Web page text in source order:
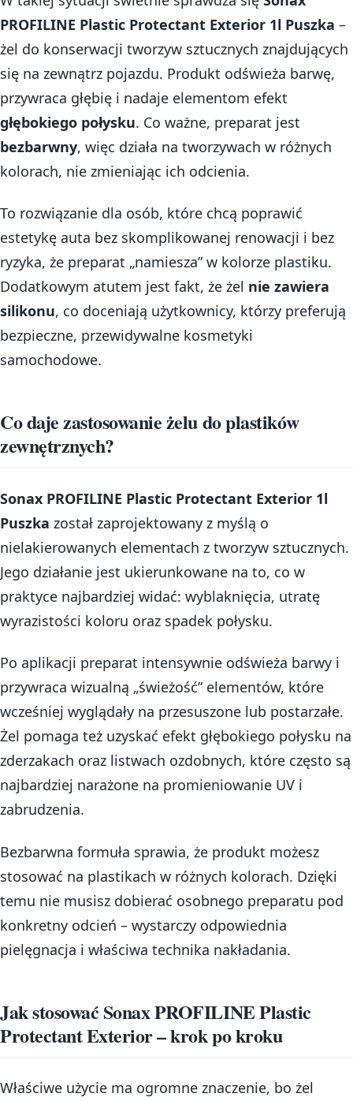
PROFILINE Plastic Protectant Exterior 1l Puszka –
żel do konserwacji tworzyw sztucznych znajdujących
się na zewnątrz pojazdu. Produkt odświeża barwę,
przywraca głębię i nadaje elementom efekt
głębokiego połysku. Co ważne, preparat jest
bezbarwny, więc działa na tworzywach w różnych
kolorach, nie zmieniając ich odcienia.
To rozwiązanie dla osób, które chcą poprawić
estetykę auta bez skomplikowanej renowacji i bez
ryzyka, że preparat „namiesza” w kolorze plastiku.
Dodatkowym atutem jest fakt, że żel nie zawiera
silikonu, co doceniają użytkownicy, którzy preferują
bezpieczne, przewidywalne kosmetyki
samochodowe.
Co daje zastosowanie żelu do plastików
zewnętrznych?
Sonax PROFILINE Plastic Protectant Exterior 1l
Puszka został zaprojektowany z myślą o
nielakierowanych elementach z tworzyw sztucznych.
Jego działanie jest ukierunkowane na to, co w
praktyce najbardziej widać: wyblaknięcia, utratę
wyrazistości koloru oraz spadek połysku.
Po aplikacji preparat intensywnie odświeża barwy i
przywraca wizualną „świeżość” elementów, które
wcześniej wyglądały na przesuszone lub postarzałe.
Żel pomaga też uzyskać efekt głębokiego połysku na
zderzakach oraz listwach ozdobnych, które często są
najbardziej narażone na promieniowanie UV i
zabrudzenia.
Bezbarwna formuła sprawia, że produkt możesz
stosować na plastikach w różnych kolorach. Dzięki
temu nie musisz dobierać osobnego preparatu pod
konkretny odcień – wystarczy odpowiednia
pielęgnacja i właściwa technika nakładania.
Jak stosować Sonax PROFILINE Plastic
Protectant Exterior – krok po kroku
Właściwe użycie ma ogromne znaczenie, bo żel